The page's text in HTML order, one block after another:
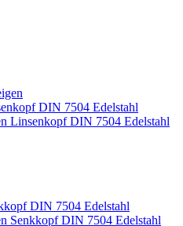
DIN 7504 Edelstahl
Linsenkopf DIN 7504 Edelstahl
DIN 7504 Edelstahl
Senkkopf DIN 7504 Edelstahl